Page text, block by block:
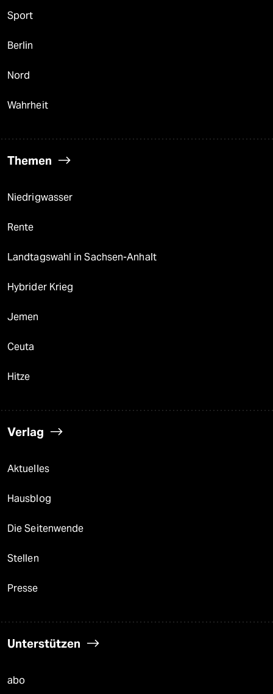
Sport
Berlin
Nord
Wahrheit
Themen
Niedrigwasser
Rente
Landtagswahl in Sachsen-Anhalt
Hybrider Krieg
Jemen
Ceuta
Hitze
Verlag
Aktuelles
Hausblog
Die Seitenwende
Stellen
Presse
Unterstützen
abo